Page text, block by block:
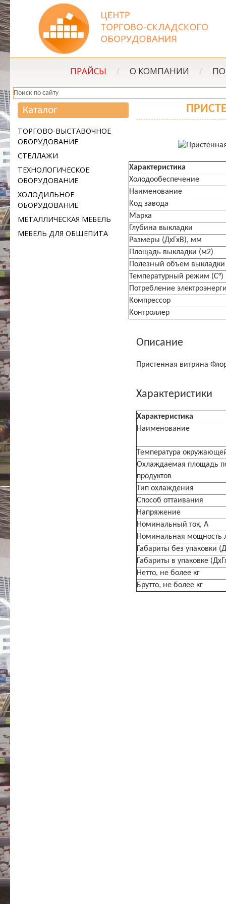
ПРАЙСЫ / О КОМПАНИИ /
Каталог
ТОРГОВО-ВЫСТАВОЧНОЕ
ОБОРУДОВАНИЕ
СТЕЛЛАЖИ
ТЕХНОЛОГИЧЕСКОЕ
ОБОРУДОВАНИЕ
ХОЛОДИЛЬНОЕ
ОБОРУДОВАНИЕ
МЕТАЛЛИЧЕСКАЯ МЕБЕЛЬ
МЕБЕЛЬ ДЛЯ ОБЩЕПИТА
Характеристика
Холодообеспечение
Наименование
Код завода
Марка
Глубина выкладки
Размеры (ДхГхВ), мм
Площадь выкладки (м2)
Полезный объем
Температурный режим (C°)
Потребление
Компрессор
Контроллер
Описание
Пристенная витрина
Характеристики
Характеристика
Наименование
Температура
Охлаждаемая площадь
продуктов
Тип охлаждения
Способ оттаивания
Напряжение
Номинальный ток, A
Номинальная мощность
Габариты без упаковки
Габариты в упаковке
Нетто, не более кг
Брутто, не более кг